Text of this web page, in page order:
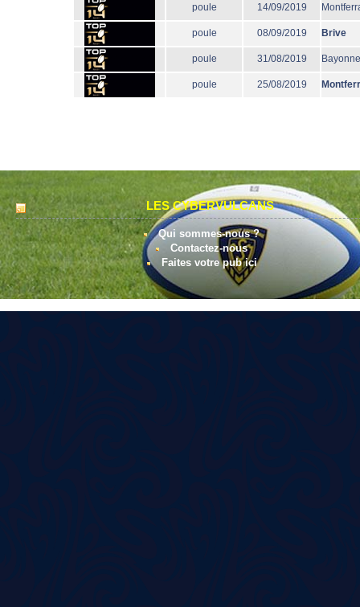
poule 14/09/2019
poule 08/09/2019 Brive
poule 31/08/2019 Bayonne
poule 25/08/2019
LES CYBERVULCANS
Qui sommes-nous ?
Contactez-nous
Faites votre pub ici